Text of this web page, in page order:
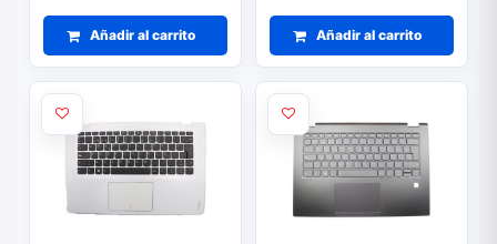
Añadir al carrito Añadir al carrito